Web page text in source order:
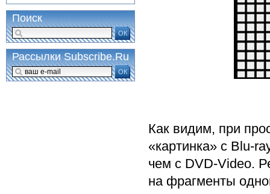
Как видим, при
«картинка» с Blu-
чем с DVD-Video.
на фрагменты
Поиск
ОК
Рассылки Subscribe.Ru
ОК